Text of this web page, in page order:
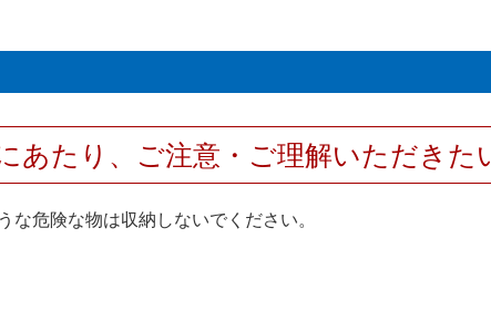
あたり、ご注意・ご理解いただきた
危険な物は収納しないでください。